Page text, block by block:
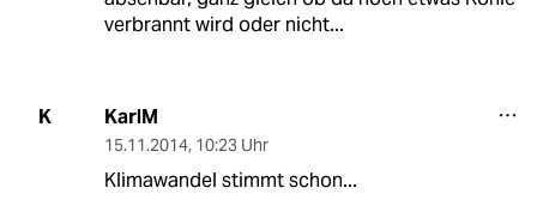
verbrannt wird oder nicht...
K KarlM
15.11.2014, 10:23 Uhr
Klimawandel stimmt schon...